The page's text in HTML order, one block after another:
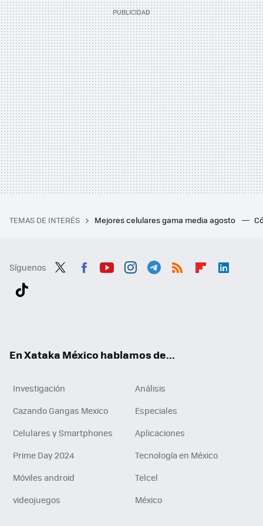
TEMAS DE INTERÉS Mejores celulares gama media agosto
Síguenos
En Xataka México hablamos de...
Investigación
Análisis
Cazando Gangas Mexico
Especiales
Celulares y Smartphones
Aplicaciones
Prime Day 2024
Tecnología en México
Móviles android
Telcel
videojuegos
México